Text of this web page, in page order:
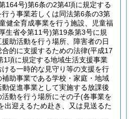
164号)第6条の2第4項に規定する
う事業若しくは同法第6条の3第
健全育成事業を行う施設、児童福
生省令第11号)第19条第3号に規
助活動を行う場所、障害者の日
的に支援するための法律(平成17
1項に規定する地域生活支援事業
る一時的な見守り等の支援を行
助事業である学校・家庭・地域
促進事業として実施する放課後
動を行う場所にその子(各事業を
出迎えるため赴き、又は見送るた